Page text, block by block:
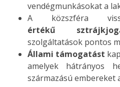
vendégmunkásokat a
A közszféra
értékű
sztrájkjog
szolgáltatások pontos
Állami támogatást
amelyek hátrányos
származású embereket